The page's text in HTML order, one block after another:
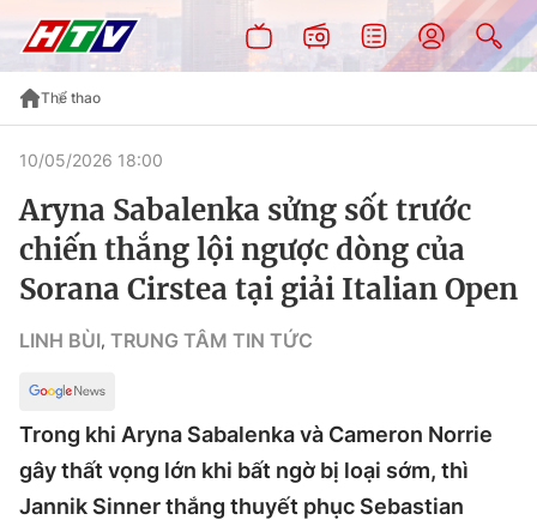
Thể thao
10/05/2026 18:00
Aryna Sabalenka sửng sốt trước
chiến thắng lội ngược dòng của
Sorana Cirstea tại giải Italian Open
LINH BÙI, TRUNG TÂM TIN TỨC
Trong khi Aryna Sabalenka và Cameron Norrie
gây thất vọng lớn khi bất ngờ bị loại sớm, thì
Jannik Sinner thắng thuyết phục Sebastian